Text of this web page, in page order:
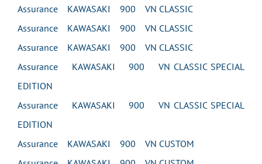
Assurance KAWASAKI 900 VN CLASSIC
Assurance KAWASAKI 900 VN CLASSIC
Assurance KAWASAKI 900 VN CLASSIC
Assurance KAWASAKI 900 VN CLASSIC SPECIAL
EDITION
Assurance KAWASAKI 900 VN CLASSIC SPECIAL
EDITION
Assurance KAWASAKI 900 VN CUSTOM